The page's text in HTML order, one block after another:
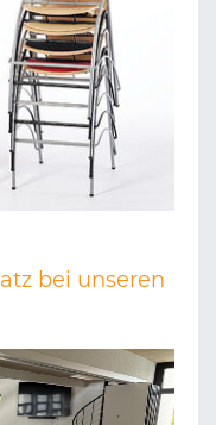
bei unseren